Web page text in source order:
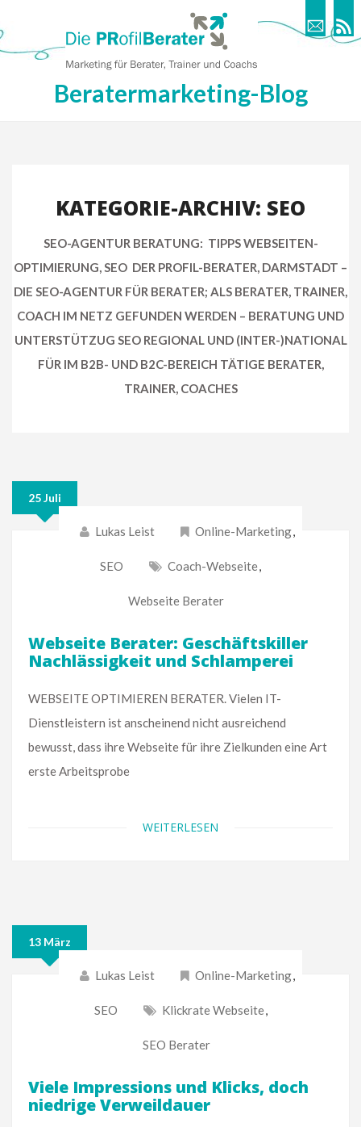
Beratermarketing-Blog
KATEGORIE-ARCHIV: SEO
SEO-AGENTUR BERATUNG: TIPPS WEBSEITEN-
OPTIMIERUNG, SEO DER PROFIL-BERATER, DARMSTADT –
DIE SEO-AGENTUR FÜR BERATER; ALS BERATER, TRAINER,
COACH IM NETZ GEFUNDEN WERDEN – BERATUNG UND
UNTERSTÜTZUG SEO REGIONAL UND (INTER-)NATIONAL
FÜR IM B2B- UND B2C-BEREICH TÄTIGE BERATER,
TRAINER, COACHES
25 Juli
Lukas Leist Online-Marketing,
SEO Coach-Webseite,
Webseite Berater
Webseite Berater: Geschäftskiller
Nachlässigkeit und Schlamperei
WEBSEITE OPTIMIEREN BERATER. Vielen IT-
Dienstleistern ist anscheinend nicht ausreichend
bewusst, dass ihre Webseite für ihre Zielkunden eine Art
erste Arbeitsprobe
WEITERLESEN
13 März
Lukas Leist Online-Marketing,
SEO Klickrate Webseite,
SEO Berater
Viele Impressions und Klicks, doch
niedrige Verweildauer